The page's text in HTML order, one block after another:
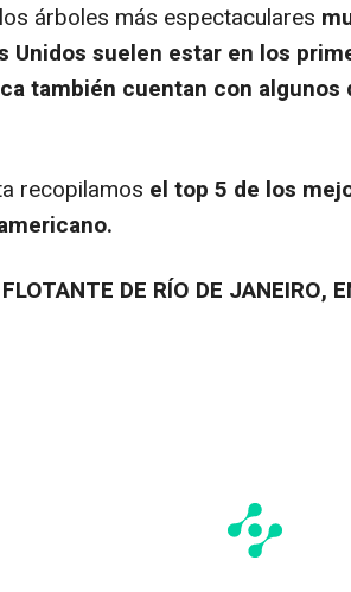
árboles más espectaculares
Unidos suelen estar en los
también cuentan con algunos
recopilamos el top 5 de los
DE RÍO DE JANEIRO,